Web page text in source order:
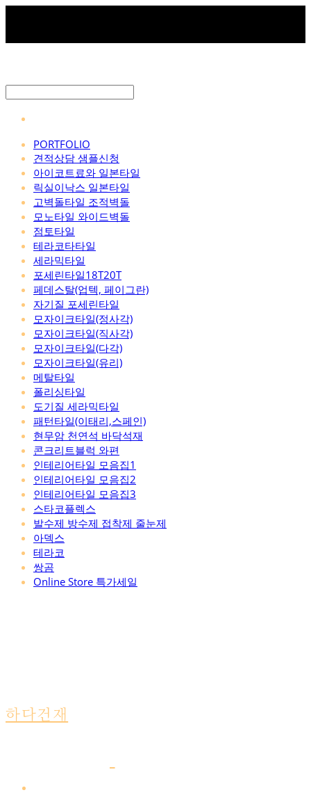
PORTFOLIO
견적상담 샘플신청
아이코트료와 일본타일
릭실이낙스 일본타일
고벽돌타일 조적벽돌
모노타일 와이드벽돌
점토타일
테라코타타일
세라믹타일
포세린타일18T20T
페데스탈(업텍, 페이그란)
자기질 포세린타일
모자이크타일(정사각)
모자이크타일(직사각)
모자이크타일(다각)
모자이크타일(유리)
메탈타일
폴리싱타일
도기질 세라믹타일
패턴타일(이태리,스페인)
현무암 천연석 바닥석재
콘크리트블럭 와편
인테리어타일 모음집1
인테리어타일 모음집2
인테리어타일 모음집3
스타코플렉스
발수제 방수제 접착제 줄눈제
아덱스
테라코
쌍곰
Online Store 특가세일
하다건재